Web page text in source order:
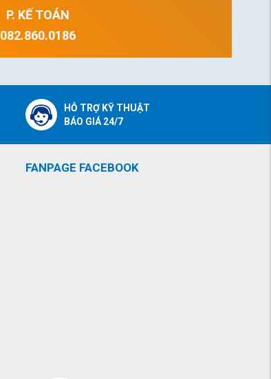
P. KẾ TOÁN
082.860.0186
HỖ TRỢ KỸ THUẬT
BÁO GIÁ 24/7
FANPAGE FACEBOOK